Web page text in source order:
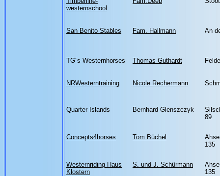
westernschool
San Benito Stables Fam. Hallmann An
TG´s Westernhorses Thomas Guthardt
NRWesterntraining Nicole Rechermann
Quarter Islands Bernhard Glenszczyk
89
Concepts4horses Tom Büchel
135
Westernriding Haus
Klostern
S. und J. Schürmann
135